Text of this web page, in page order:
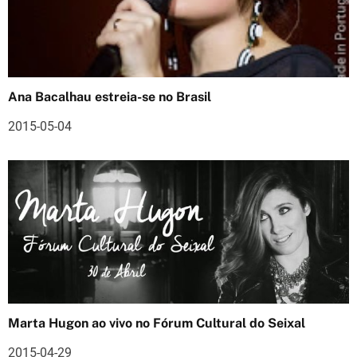
e
a
g
s
Ana Bacalhau estreia-se no Brasil
2015-05-04
Marta Hugon ao vivo no Fórum Cultural do Seixal
2015-04-29